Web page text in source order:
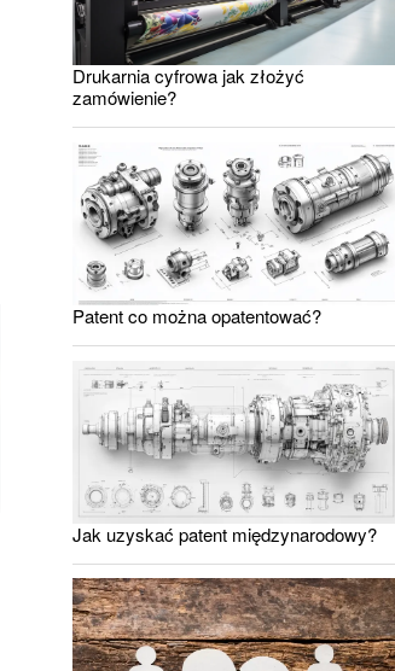
Drukarnia cyfrowa jak złożyć
zamówienie?
Patent co można opatentować?
Jak uzyskać patent międzynarodowy?